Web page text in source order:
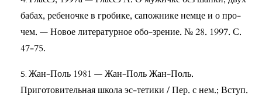
бабах, ребеночке в гробике, сапожнике немце и о про-
чем. — Новое литературное обо-зрение. № 28. 1997. С.
47-75.
Жан-Поль 1981 — Жан-Поль Жан-Поль.
Приготовительная школа эс-тетики / Пер. с нем.; Вступ.